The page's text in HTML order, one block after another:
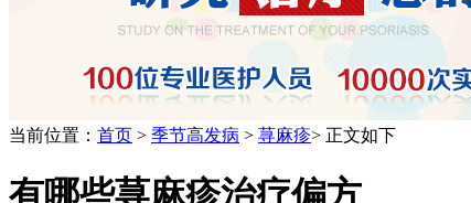
当前位置： 首页 > 季节高发病 > 荨麻疹> 正文如下
有哪些荨麻疹治疗偏方